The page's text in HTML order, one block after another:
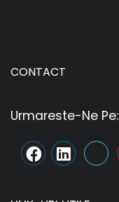
CONTACT
Urmareste-Ne Pe: